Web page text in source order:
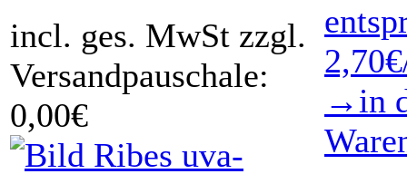
incl. ges. MwSt zzgl.
Versandpauschale:
0,00€
→in